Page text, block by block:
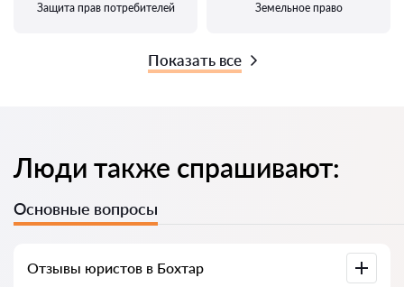
Защита прав потребителей Земельное право
Показать все
Люди также спрашивают:
Основные вопросы
Отзывы юристов в Бохтар